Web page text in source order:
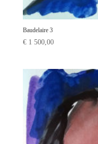
Baudelaire 3
€1 500,00